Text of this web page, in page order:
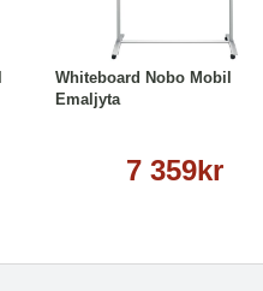
Whiteboard Nobo Mobil
Emaljyta
7 359kr